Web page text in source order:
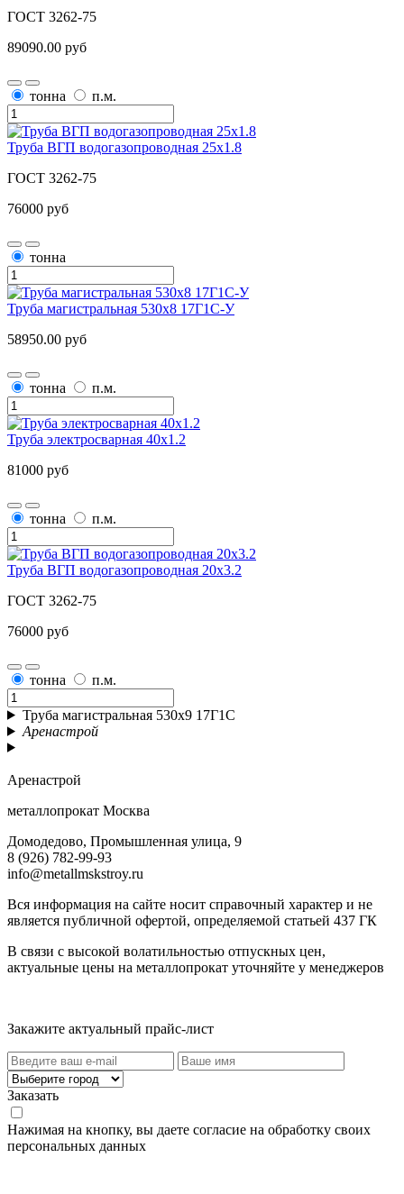
ГОСТ 3262-75
89090.00 руб
тонна п.м.
Труба ВГП водогазопроводная 25х1.8
ГОСТ 3262-75
76000 руб
тонна
Труба магистральная 530х8 17Г1С-У
58950.00 руб
тонна п.м.
Труба электросварная 40х1.2
81000 руб
тонна п.м.
Труба ВГП водогазопроводная 20х3.2
ГОСТ 3262-75
76000 руб
тонна п.м.
Труба магистральная 530х9 17Г1С
Аренастрой
Аренастрой
металлопрокат Москва
Домодедово, Промышленная улица, 9
8 (926) 782-99-93
info@metallmskstroy.ru
Вся информация на сайте носит справочный характер и не
является публичной офертой, определяемой статьей 437 ГК
В связи с высокой волатильностью отпускных цен,
актуальные цены на металлопрокат уточняйте у менеджеров
Закажите актуальный прайс-лист
Заказать
Нажимая на кнопку, вы даете согласие на обработку своих
персональных данных